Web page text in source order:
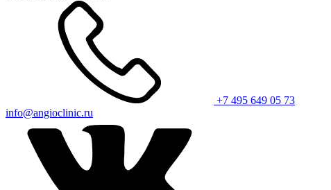
+7 495 649 05 73
info@angioclinic.ru